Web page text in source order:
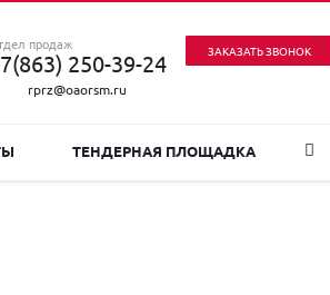
ЗАКАЗАТЬ ЗВОНОК
продаж
250-39-24
rprz@oaorsm.ru
ТЕНДЕРНАЯ ПЛОЩАДКА